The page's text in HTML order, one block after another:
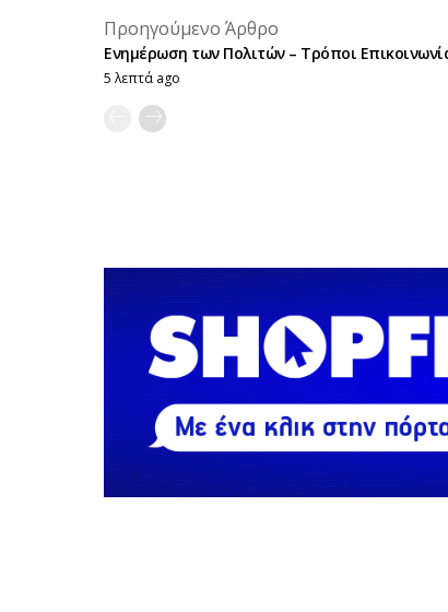
Προηγούμενο Άρθρο
Ενημέρωση των Πολιτών – Τρόποι
5 λεπτά ago